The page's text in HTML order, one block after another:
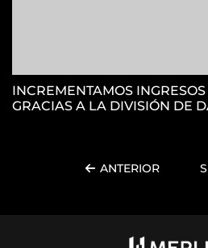
INCREMENTAMOS INGRESOS
GRACIAS A LA DIVISIÓN DE
ANTERIOR